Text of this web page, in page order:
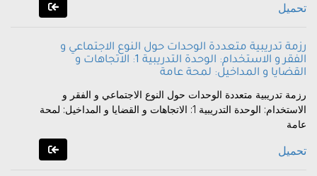
تحميل
رزمة تدريبية متعددة الوحدات حول النوع الاجتماعي و
الفقر و الاستخدام: الوحدة التدريبية 1: الاتجاهات و
القضايا و المداخيل: لمحة عامة
رزمة تدريبية متعددة الوحدات حول النوع الاجتماعي و الفقر و
الاستخدام: الوحدة التدريبية 1: الاتجاهات و القضايا و المداخيل: لمحة
عامة
تحميل